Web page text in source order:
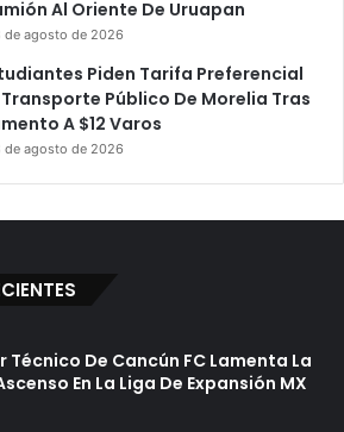
Al Oriente De Uruapan
de agosto de 2026
Piden Tarifa Preferencial
Transporte Público De Morelia Tras
A $12 Varos
de agosto de 2026
De Cancún FC Lamenta La
En La Liga De Expansión MX